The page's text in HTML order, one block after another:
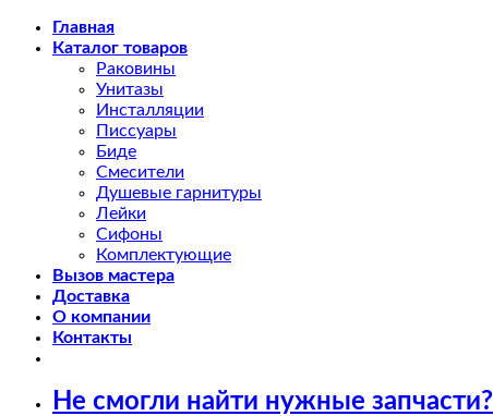
Skip
Главная
Каталог товаров
Раковины
Унитазы
Инсталляции
Писсуары
Биде
Смесители
Душевые гарнитуры
Лейки
Сифоны
Комплектующие
Вызов мастера
Доставка
О компании
Контакты
Не смогли найти нужные запчасти?